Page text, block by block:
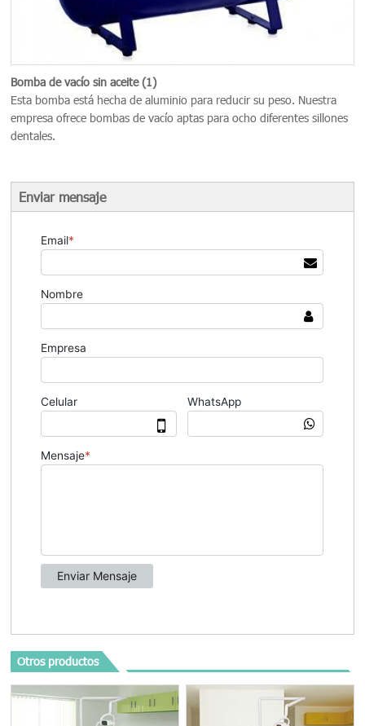
Bomba de vacío sin aceite (1)
Esta bomba está hecha de aluminio para reducir su peso. Nuestra
empresa ofrece bombas de vacío aptas para ocho diferentes sillones
dentales.
Enviar mensaje
Otros productos